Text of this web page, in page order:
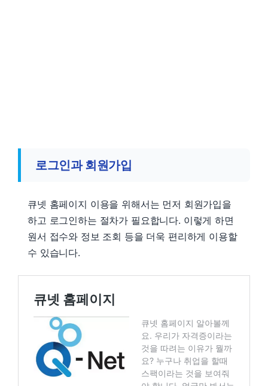
로그인과 회원가입
큐넷 홈페이지 이용을 위해서는 먼저 회원가입을
하고 로그인하는 절차가 필요합니다. 이렇게 하면
원서 접수와 정보 조회 등을 더욱 편리하게 이용할
수 있습니다.